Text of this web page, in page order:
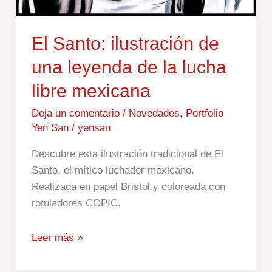
El Santo: ilustración de
una leyenda de la lucha
libre mexicana
Deja un comentario / Novedades, Portfolio
Yen San/ yensan
Descubre esta ilustración tradicional de El
Santo, el mítico luchador mexicano.
Realizada en papel Bristol y coloreada con
rotuladores COPIC.
Leer más »